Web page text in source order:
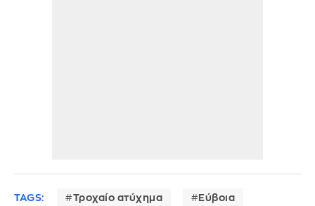
TAGS: Τροχαίο ατύχημα Εύβοια